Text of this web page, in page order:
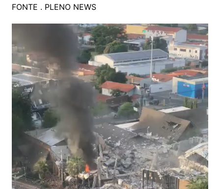
FONTE . PLENO NEWS